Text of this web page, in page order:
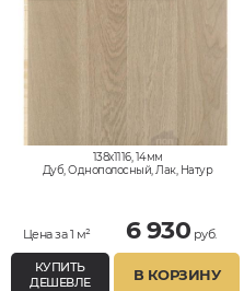
138x1116, 14мм
Дуб, Однополосный, Лак, Натур
Цена за 1 м² 6 930 руб.
КУПИТЬ
ДЕШЕВЛЕ
В КОРЗИНУ